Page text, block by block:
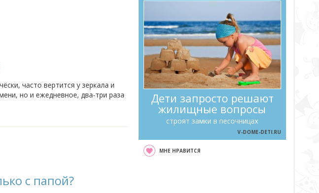
часто вертится у зеркала и
но и ежедневное, два-три раза
с папой?
Дети запросто решают
жилищные вопросы
строят замки в песочницах
V-DOME-DETI.RU
МНЕ НРАВИТСЯ